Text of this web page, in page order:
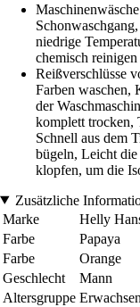
niedrige
chemisch reinigen
Reißverschlüsse
Farben waschen,
der
komplett trocken,
Schnell aus dem
bügeln, Leicht
klopfen, um die
Zusätzliche
Marke
Helly
Farbe
Papaya
Farbe
Orange
Geschlecht
Mann
Altersgruppe